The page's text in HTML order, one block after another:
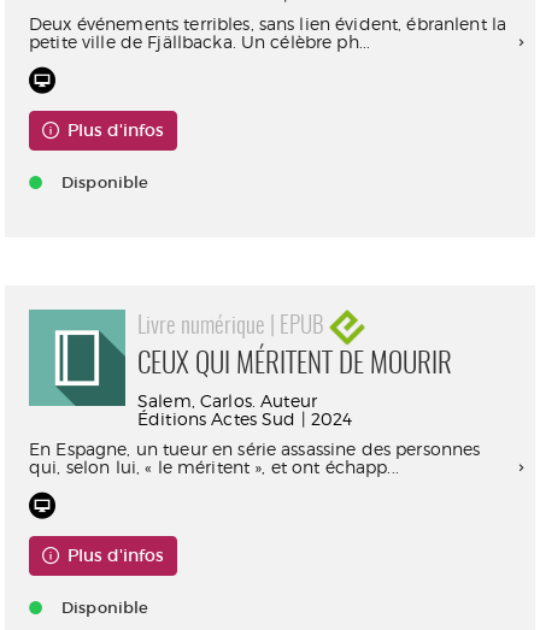
Deux événements terribles, sans lien évident, ébranlent la
petite ville de Fjällbacka. Un célèbre ph...
Plus d'infos
Disponible
Livre numérique | EPUB
CEUX QUI MÉRITENT DE MOURIR
Salem, Carlos. Auteur
Éditions Actes Sud | 2024
En Espagne, un tueur en série assassine des personnes
qui, selon lui, « le méritent », et ont échapp...
Plus d'infos
Disponible